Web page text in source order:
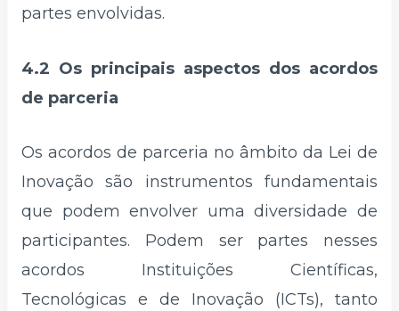
partes envolvidas.
4.2 Os principais aspectos dos acordos
de parceria
Os acordos de parceria no âmbito da Lei de
Inovação são instrumentos fundamentais
que podem envolver uma diversidade de
participantes. Podem ser partes nesses
acordos Instituições Científicas,
Tecnológicas e de Inovação (ICTs), tanto